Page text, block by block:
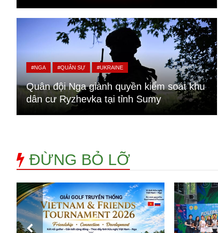
Argentina
Azovstal
#NGA #QUÂN SỰ #UKRAINE
Quân đội Nga giành quyền kiểm soát khu
dân cư Ryzhevka tại tỉnh Sumy
ĐỪNG BỎ LỠ